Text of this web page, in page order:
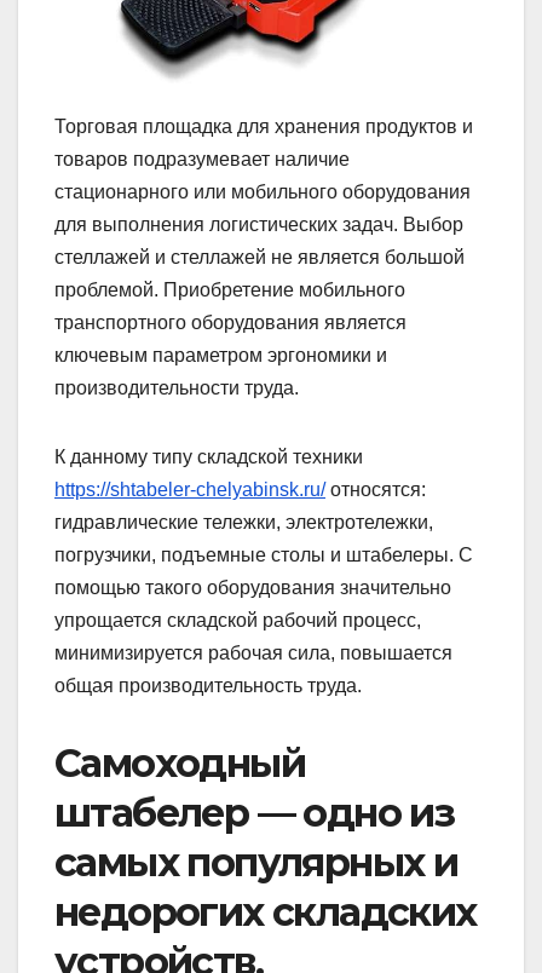
Торговая площадка для хранения продуктов и
товаров подразумевает наличие
стационарного или мобильного оборудования
для выполнения логистических задач. Выбор
стеллажей и стеллажей не является большой
проблемой. Приобретение мобильного
транспортного оборудования является
ключевым параметром эргономики и
производительности труда.
К данному типу складской техники
https://shtabeler-chelyabinsk.ru/относятся:
гидравлические тележки, электротележки,
погрузчики, подъемные столы и штабелеры. С
помощью такого оборудования значительно
упрощается складской рабочий процесс,
минимизируется рабочая сила, повышается
общая производительность труда.
Самоходный
штабелер — одно из
самых популярных и
недорогих складских
устройств.